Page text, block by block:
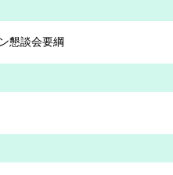
懇談会要綱